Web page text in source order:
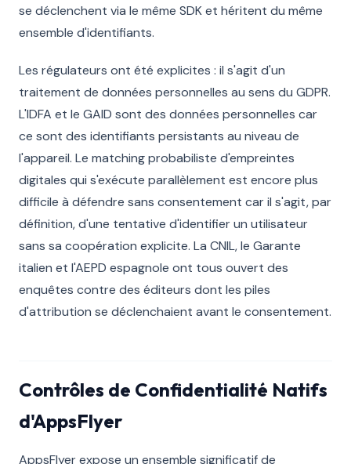
se déclenchent via le même SDK et héritent du même
ensemble d'identifiants.
Les régulateurs ont été explicites : il s'agit d'un
traitement de données personnelles au sens du GDPR.
L'IDFA et le GAID sont des données personnelles car
ce sont des identifiants persistants au niveau de
l'appareil. Le matching probabiliste d'empreintes
digitales qui s'exécute parallèlement est encore plus
difficile à défendre sans consentement car il s'agit, par
définition, d'une tentative d'identifier un utilisateur
sans sa coopération explicite. La CNIL, le Garante
italien et l'AEPD espagnole ont tous ouvert des
enquêtes contre des éditeurs dont les piles
d'attribution se déclenchaient avant le consentement.
Contrôles de Confidentialité Natifs
d'AppsFlyer
AppsFlyer expose un ensemble significatif de